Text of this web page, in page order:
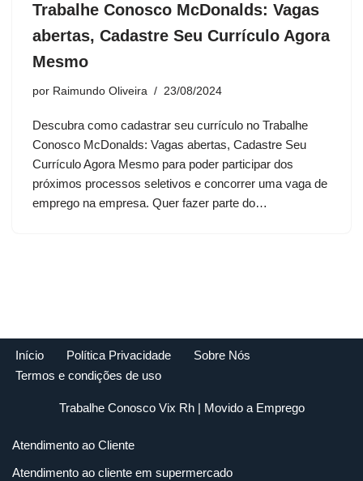
Trabalhe Conosco McDonalds: Vagas
abertas, Cadastre Seu Currículo Agora
Mesmo
por Raimundo Oliveira 23/08/2024
Descubra como cadastrar seu currículo no Trabalhe
Conosco McDonalds: Vagas abertas, Cadastre Seu
Currículo Agora Mesmo para poder participar dos
próximos processos seletivos e concorrer uma vaga de
emprego na empresa. Quer fazer parte do…
Início Política Privacidade
Sobre Nós
Termos e condições de uso
Trabalhe Conosco Vix Rh| Movido a Emprego
Atendimento ao Cliente
Atendimento ao cliente em supermercado